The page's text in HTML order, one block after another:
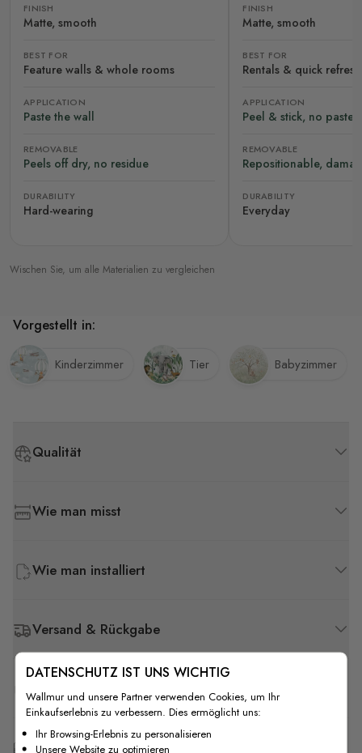
FINISH
Matte, smooth
BEST FOR
Feature walls & whole rooms
APPLICATION
Paste the wall
REMOVABLE
Peels off dry, no residue
DURABILITY
Hard-wearing
FINISH
Matte, smooth
BEST FOR
Rentals & quick
APPLICATION
Peel & stick, no paste
REMOVABLE
Repositionable,
DURABILITY
Everyday
Wischen Sie, um alle Materialien zu vergleichen
Qualität
Wie man misst
Wie man installiert
Versand & Rückgabe
F.A.Q
Kostenlose Anpassung
Vorgestellt in:
Kinderzimmer Tier Babyzimmer
DATENSCHUTZ IST UNS WICHTIG
Wallmur und unsere Partner verwenden Cookies, um Ihr
Einkaufserlebnis zu verbessern. Dies ermöglicht uns:
Ihr Browsing-Erlebnis zu personalisieren
Unsere Website zu optimieren